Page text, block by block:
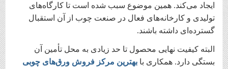
ایجاد می‌کند. همین موضوع سبب شده است تا کارگاه‌های
تولیدی و کارخانه‌های فعال در صنعت چوب از آن استقبال
گسترده‌ای داشته باشند.
البته کیفیت نهایی محصول تا حد زیادی به محل تأمین آن
بستگی دارد. همکاری با بهترین مرکز فروش ورق‌های چوبی